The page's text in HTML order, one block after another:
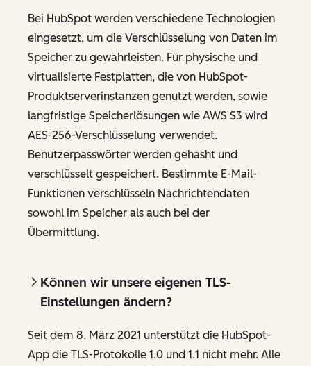
Bei HubSpot werden verschiedene Technologien
eingesetzt, um die Verschlüsselung von Daten im
Speicher zu gewährleisten. Für physische und
virtualisierte Festplatten, die von HubSpot-
Produktserverinstanzen genutzt werden, sowie
langfristige Speicherlösungen wie AWS S3 wird
AES-256-Verschlüsselung verwendet.
Benutzerpasswörter werden gehasht und
verschlüsselt gespeichert. Bestimmte E-Mail-
Funktionen verschlüsseln Nachrichtendaten
sowohl im Speicher als auch bei der
Übermittlung.
Können wir unsere eigenen TLS-
Einstellungen ändern?
Seit dem 8. März 2021 unterstützt die HubSpot-
App die TLS-Protokolle 1.0 und 1.1 nicht mehr. Alle